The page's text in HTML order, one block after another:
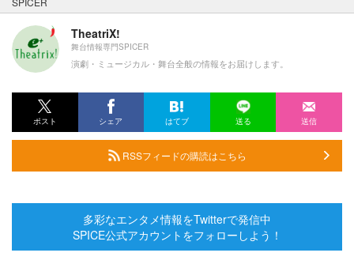
TheatriX!
舞台情報専門SPICER
演劇・ミュージカル・舞台全般の情報をお届けします。
ポスト シェア はてブ 送る 送信
RSSフィードの購読はこちら
多彩なエンタメ情報をTwitterで発信中
SPICE公式アカウントをフォローしよう！